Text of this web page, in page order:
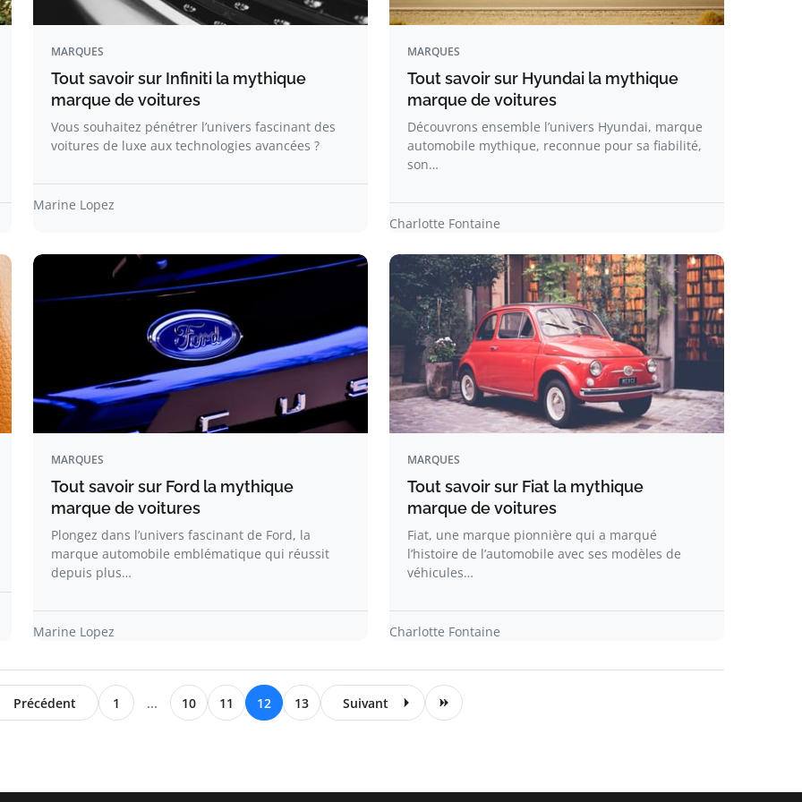
MARQUES
Tout savoir sur Infiniti la mythique
marque de voitures
Vous souhaitez pénétrer l’univers fascinant des
voitures de luxe aux technologies avancées ?
Marine Lopez
MARQUES
Tout savoir sur Hyundai la mythique
marque de voitures
Découvrons ensemble l’univers Hyundai, marque
automobile mythique, reconnue pour sa fiabilité,
son…
Charlotte Fontaine
MARQUES
Tout savoir sur Ford la mythique
marque de voitures
Plongez dans l’univers fascinant de Ford, la
marque automobile emblématique qui réussit
depuis plus…
Marine Lopez
MARQUES
Tout savoir sur Fiat la mythique
marque de voitures
Fiat, une marque pionnière qui a marqué
l’histoire de l’automobile avec ses modèles de
véhicules…
Charlotte Fontaine
Précédent 1 ... 10 11 12 13 Suivant